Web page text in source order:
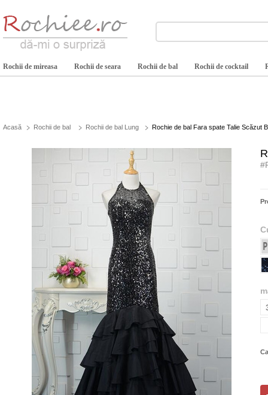
Rochii de mireasa Rochii de seara Rochii de bal Rochii de cocktail
Acasă Rochii de bal Rochii de bal Lung Rochie de bal Fara spate Talie Scăzut